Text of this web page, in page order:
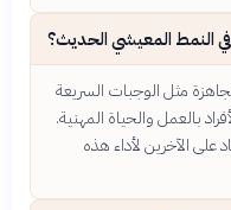
النمط المعيشي الحديث؟
مثل الوجبات السريعة
بالعمل والحياة المهنية.
على الآخرين لأداء هذه